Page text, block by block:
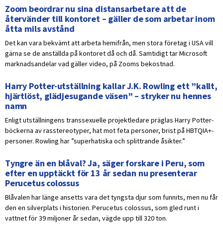
Zoom beordrar nu sina distansarbetare att de
återvänder till kontoret – gäller de som arbetar inom
åtta mils avstånd
Det kan vara bekvämt att arbeta hemifrån, men stora företag i USA vill
gärna se de anställda på kontoret då och då. Samtidigt tar Microsoft
marknadsandelar vad gäller video, på Zooms bekostnad.
Harry Potter-utställning kallar J.K. Rowling ett ”kallt,
hjärtlöst, glädjesugande väsen” – stryker nu hennes
namn
Enligt utställningens transsexuelle projektledare präglas Harry Potter-
böckerna av rasstereotyper, hat mot feta personer, brist på HBTQIA+-
personer. Rowling har ”superhatiska och splittrande åsikter.”
Tyngre än en blåval? Ja, säger forskare i Peru, som
efter en upptäckt för 13 år sedan nu presenterar
Perucetus colossus
Blåvalen har länge ansetts vara det tyngsta djur som funnits, men nu får
den en silverplats i historien. Perucetus colossus, som gled runt i
vattnet för 39 miljoner år sedan, vägde upp till 320 ton.